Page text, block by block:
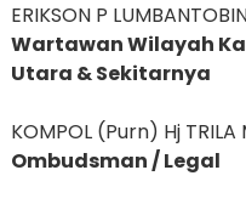
ERIKSON P
Wartawan Wilayah
Utara & Sekitarnya
KOMPOL (Purn) Hj TRILA
Ombudsman / Legal